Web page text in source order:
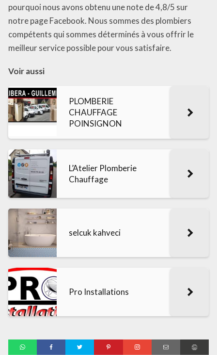
pourquoi nous avons obtenu une note de 4,8/5 sur
notre page Facebook. Nous sommes des plombiers
compétents qui sommes déterminés à vous offrir le
meilleur service possible pour vous satisfaire.
Voir aussi
PLOMBERIE
CHAUFFAGE
POINSIGNON
L’Atelier Plomberie
Chauffage
selcuk kahveci
Pro Installations